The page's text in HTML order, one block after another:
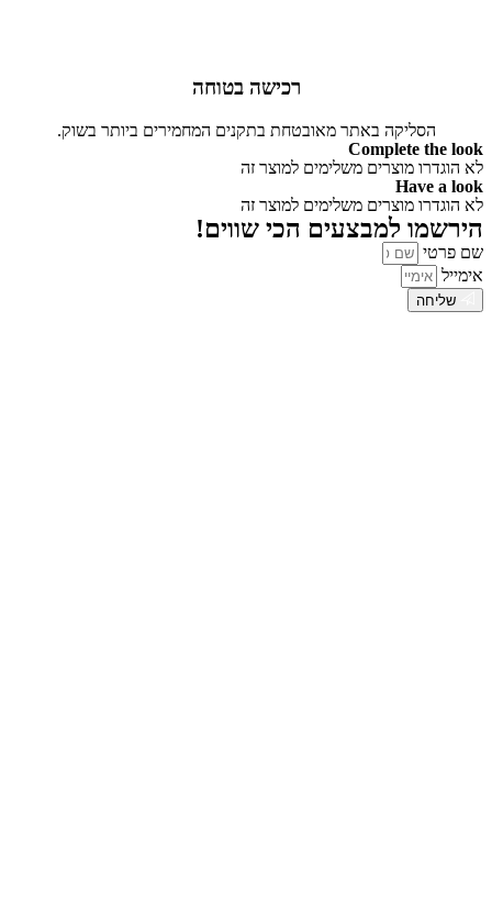
רכישה בטוחה
הסליקה באתר מאובטחת בתקנים המחמירים ביותר בשוק.
Complete the look
לא הוגדרו מוצרים משלימים למוצר זה
Have a look
לא הוגדרו מוצרים משלימים למוצר זה
הירשמו למבצעים הכי שווים!
שם פרטי
אימייל
שליחה